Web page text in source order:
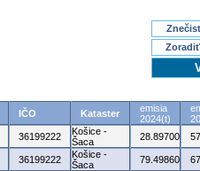
IČO Kataster
emisia
2024(t)
36199222
Košice -
Šaca
28.89700
36199222
Košice -
Šaca
79.49860